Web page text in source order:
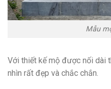
Mẫu
Với thiết kế mộ được nối dài
nhìn rất đẹp và chắc chắn.